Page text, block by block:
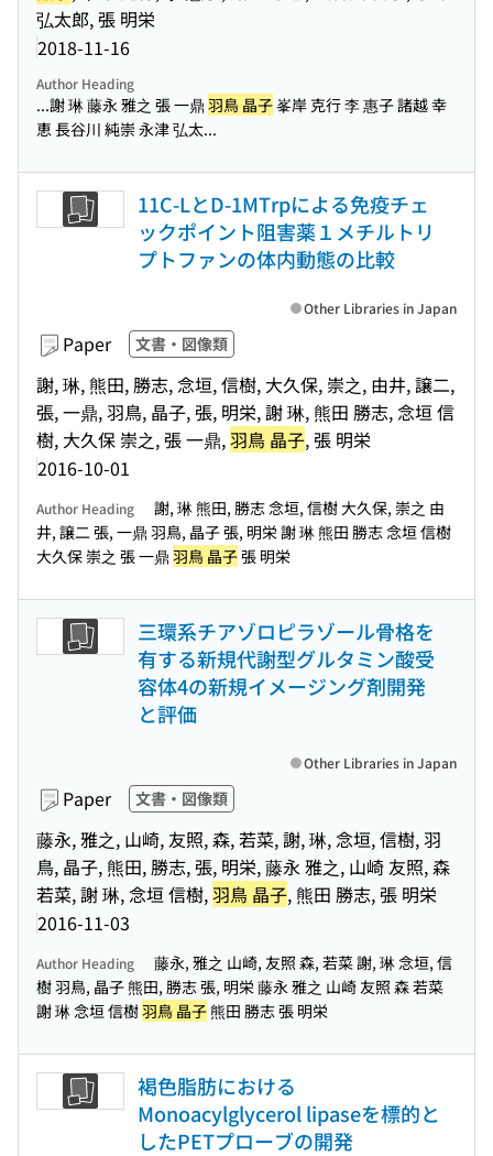
弘太郎, 張 明栄
2018-11-16
Author Heading
...謝 琳 藤永 雅之 張 一鼎 羽鳥 晶子峯岸 克行 李 惠子 諸越 幸
恵 長谷川 純崇 永津 弘太...
11C-LとD-1MTrpによる免疫チェ
ックポイント阻害薬１メチルトリ
プトファンの体内動態の比較
Paper 文書・図像類
謝, 琳, 熊田, 勝志, 念垣, 信樹, 大久保, 崇之, 由井, 譲二,
張, 一鼎, 羽鳥, 晶子, 張, 明栄, 謝 琳, 熊田 勝志, 念垣 信
樹, 大久保 崇之, 張 一鼎,羽鳥 晶子, 張 明栄
2016-10-01
Other Libraries in Japan
Author Heading
謝, 琳 熊田, 勝志 念垣, 信樹 大久保, 崇之 由
井, 譲二 張, 一鼎 羽鳥, 晶子 張, 明栄 謝 琳 熊田 勝志 念垣 信樹
大久保 崇之 張 一鼎 羽鳥 晶子張 明栄
三環系チアゾロピラゾール骨格を
有する新規代謝型グルタミン酸受
容体4の新規イメージング剤開発
と評価
Paper 文書・図像類
藤永, 雅之, 山崎, 友照, 森, 若菜, 謝, 琳, 念垣, 信樹, 羽
鳥, 晶子, 熊田, 勝志, 張, 明栄, 藤永 雅之, 山崎 友照, 森
若菜, 謝 琳, 念垣 信樹,羽鳥 晶子, 熊田 勝志, 張 明栄
2016-11-03
Other Libraries in Japan
Author Heading
藤永, 雅之 山崎, 友照 森, 若菜 謝, 琳 念垣, 信
樹 羽鳥, 晶子 熊田, 勝志 張, 明栄 藤永 雅之 山崎 友照 森 若菜
謝 琳 念垣 信樹羽鳥 晶子熊田 勝志 張 明栄
褐色脂肪における
Monoacylglycerol lipaseを標的と
したPETプローブの開発